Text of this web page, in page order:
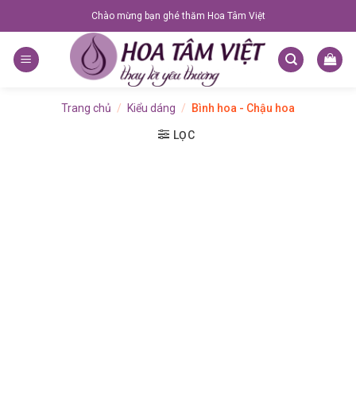
to
content
Chào mừng bạn ghé thăm Hoa Tâm Việt
Trang chủ / Kiểu dáng / Bình hoa - Chậu hoa
LỌC